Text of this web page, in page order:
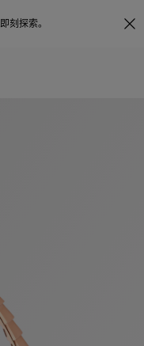
即刻探索。